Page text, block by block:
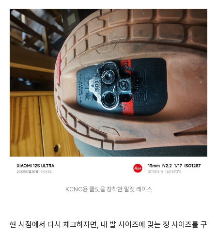
KCNC용 클릿을 장착한 말렛 레이스
현 시점에서 다시 체크하자면, 내 발 사이즈에 맞는 정 사이즈를 구